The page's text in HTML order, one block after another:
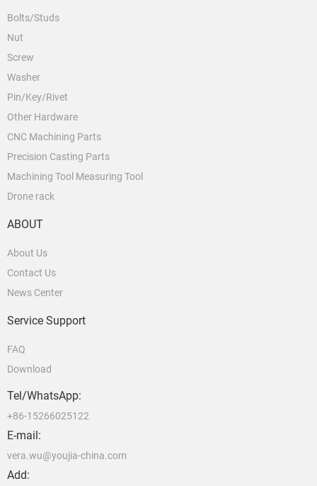
Bolts/Studs
Nut
Screw
Washer
Pin/Key/Rivet
Other Hardware
CNC Machining Parts
Precision Casting Parts
Machining Tool Measuring Tool
Drone rack
ABOUT
About Us
Contact Us
News Center
Service Support
FAQ
Download
Tel/WhatsApp:
+86-15266025122
E-mail:
vera.wu@youjia-china.com
Add: